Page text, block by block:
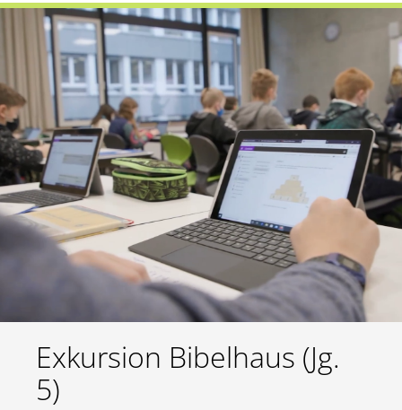
Startseite
Schule
Gemeinschaft
Lernen
Kalender
Exkursion Bibelhaus (Jg.
5)